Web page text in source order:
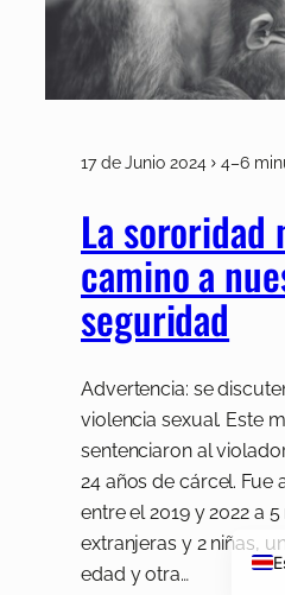
17 de Junio 2024 4–6
La sororidad
camino a
seguridad
Advertencia: se
violencia sexual. Este
sentenciaron al
24 años de cárcel.
entre el 2019 y 2022 a
extranjeras y 2 niñas,
edad y otra…